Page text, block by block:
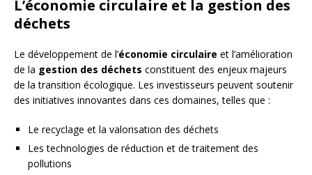
L’économie circulaire et la gestion des
déchets
Le développement de l’économie circulaire et l’amélioration
de la gestion des déchets constituent des enjeux majeurs
de la transition écologique. Les investisseurs peuvent soutenir
des initiatives innovantes dans ces domaines, telles que :
Le recyclage et la valorisation des déchets
Les technologies de réduction et de traitement des
pollutions